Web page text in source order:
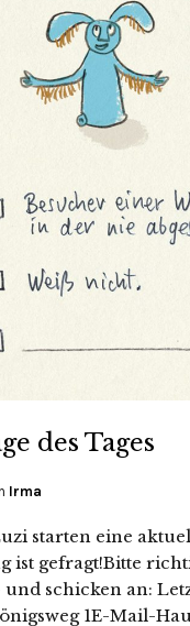
des Tages
Irma
starten eine
ist gefragt!Bitte
schicken an:
1E-Mail-